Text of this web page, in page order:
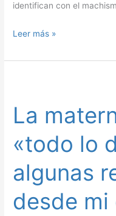
identifican con el
Leer más »
La
«todo lo
algunas
desde mi
sus
«todo
demás»:
algunas
reflexiones